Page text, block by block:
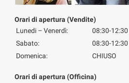
Orari di apertura (Vendite)
Lunedi – Venerdì:
08:30-
Sabato:
08:30-
Domenica:
CHIUSO
Orari di apertura (Officina)